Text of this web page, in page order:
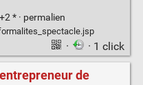
* · permalien
· · 1 click
de